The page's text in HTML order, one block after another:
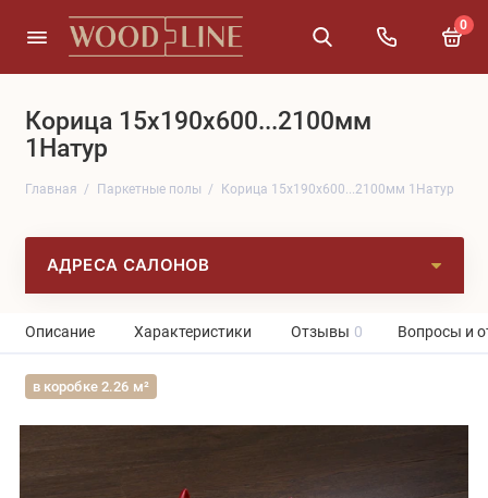
0
Корица 15x190x600...2100мм
1Натур
Главная Паркетные полы Корица 15x190x600...2100мм 1Натур
АДРЕСА САЛОНОВ
Описание Характеристики Отзывы 0 Вопросы и
в коробке 2.26 м²